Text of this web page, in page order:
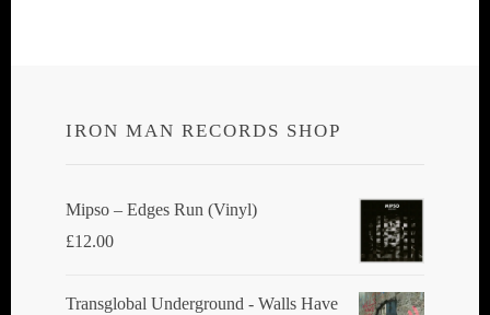
IRON MAN RECORDS SHOP
Mipso ‎– Edges Run (Vinyl)
£12.00
Transglobal Underground - Walls Have